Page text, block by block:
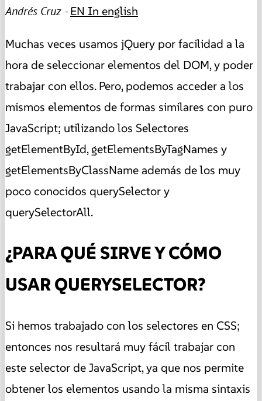
Andrés Cruz -EN In english
Muchas veces usamos jQuery por facilidad a la
hora de seleccionar elementos del DOM, y poder
trabajar con ellos. Pero, podemos acceder a los
mismos elementos de formas similares con puro
JavaScript; utilizando los Selectores
getElementById, getElementsByTagNames y
getElementsByClassName además de los muy
poco conocidos querySelector y
querySelectorAll.
¿PARA QUÉ SIRVE Y CÓMO
USAR QUERYSELECTOR?
Si hemos trabajado con los selectores en CSS;
entonces nos resultará muy fácil trabajar con
este selector de JavaScript, ya que nos permite
obtener los elementos usando la misma sintaxis